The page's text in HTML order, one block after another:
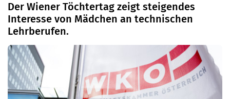
Der Wiener Töchtertag zeigt steigendes
Interesse von Mädchen an technischen
Lehrberufen.